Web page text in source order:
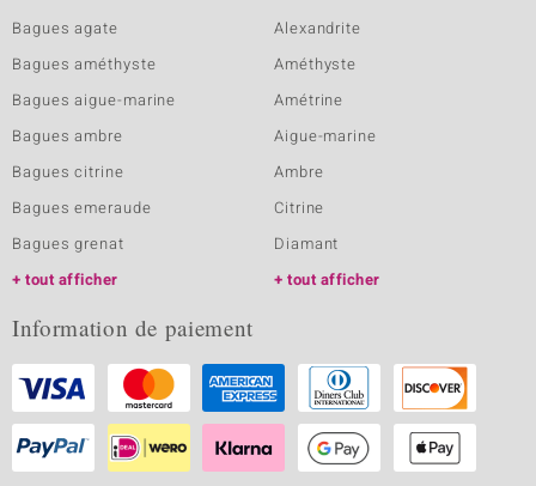
Bagues agate
Bagues améthyste
Bagues aigue-marine
Bagues ambre
Bagues citrine
Bagues emeraude
Bagues grenat
tout afficher
Alexandrite
Améthyste
Amétrine
Aigue-marine
Ambre
Citrine
Diamant
tout afficher
Information de paiement